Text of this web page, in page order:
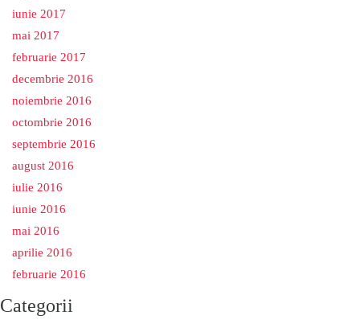
iunie 2017
mai 2017
februarie 2017
decembrie 2016
noiembrie 2016
octombrie 2016
septembrie 2016
august 2016
iulie 2016
iunie 2016
mai 2016
aprilie 2016
februarie 2016
Categorii